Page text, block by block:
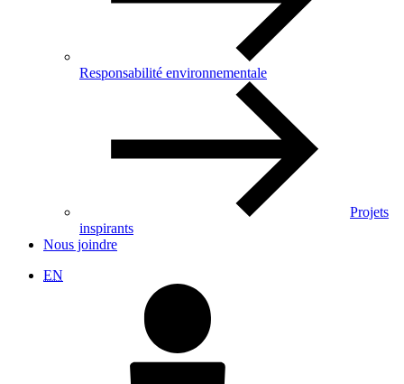
Responsabilité environnementale
Projets
inspirants
Nous joindre
EN